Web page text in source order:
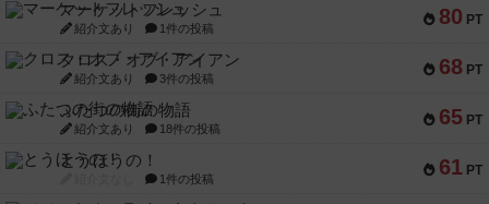
80 PT
マーケットフレッシュ
紹介文あり 1件の投稿
68 PT
クロス・オブ・アイアン
紹介文あり 3件の投稿
65 PT
ふたつの街の物語
紹介文あり 18件の投稿
61 PT
とうほうの！
1件の投稿